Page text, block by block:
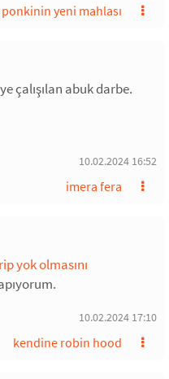
yeni mahlası
çalışılan abuk darbe.
10.02.2024 16:52
imera fera
yok olmasını
10.02.2024 17:10
kendine robin hood